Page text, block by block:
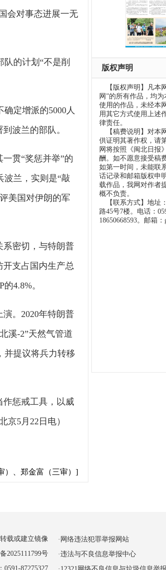
会对事态进展一无
的计划“不是削
定增派的5000人
波兰的部队。
贯“奖惩并举”的
波兰，实则是“敲
美国对伊朗的军
系密切，与特朗普
开支占国内生产总
4.8%。
。2020年特朗普
溪-2”天然气管道
并提议将兵力转移
作惩戒工具，以威
5月22日电）
）、郑金富（三审）]
版权声明
【版权声明】凡本
网”的所有作品，均
使用的作品，未经本
用其它方式使用上述
律责任。
【稿费说明】对本
供证明其著作权，请
网将按照《闽北日报
酬。如不愿意接受稿
如第一时间，未能联
话记录和邮箱版权申
载作品，我网对作者
概不负责。
【联系方式】地址
路45号7楼。电话：
18650668593。邮箱
载或建立镜像
2025111799号
87275327
·网络违法犯罪举报网站
·违法与不良信息举报中心